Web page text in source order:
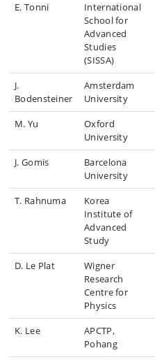
E. Tonni
International
School for
Advanced
Studies
(SISSA)
J.
Bodensteiner
Amsterdam
University
M. Yu
Oxford
University
J. Gomis
Barcelona
University
T. Rahnuma
Korea
Institute of
Advanced
Study
D. Le Plat
Wigner
Research
Centre for
Physics
K. Lee
APCTP,
Pohang